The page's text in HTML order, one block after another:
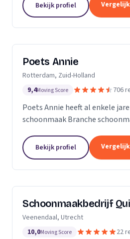
dakgoten...
Bekijk profiel
Poets Annie
Rotterdam, Zuid-Holland
9,4Moving Score 706
Poets Annie heeft al enkele
schoonmaak Branche
Kantoor panden Scholen
parkeren Traphuizen...
Bekijk profiel
Schoonmaakbedrijf
Veenendaal, Utrecht
10,0Moving Score 22